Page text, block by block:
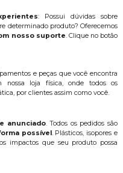
: Possui dúvidas sobre
determinado produto? Oferecemos
nosso suporte. Clique no botão
e peças que você encontra
nossa loja física, onde todos os
por clientes assim como você.
anunciado. Todos os pedidos são
possível . Plásticos, isopores e
impactos que seu produto possa